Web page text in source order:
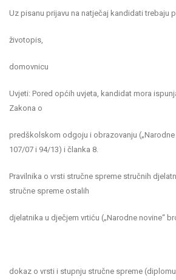
Uz pisanu prijavu na natječaj kandidati trebaju
životopis,
domovnicu
Uvjeti: Pored općih uvjeta, kandidat mora
Zakona o
predškolskom odgoju i obrazovanju
107/07 i 94/13) i članka 8.
Pravilnika o vrsti stručne spreme stručnih
stručne spreme ostalih
djelatnika u dječjem vrtiću („Narodne novine“
dokaz o vrsti i stupnju stručne spreme